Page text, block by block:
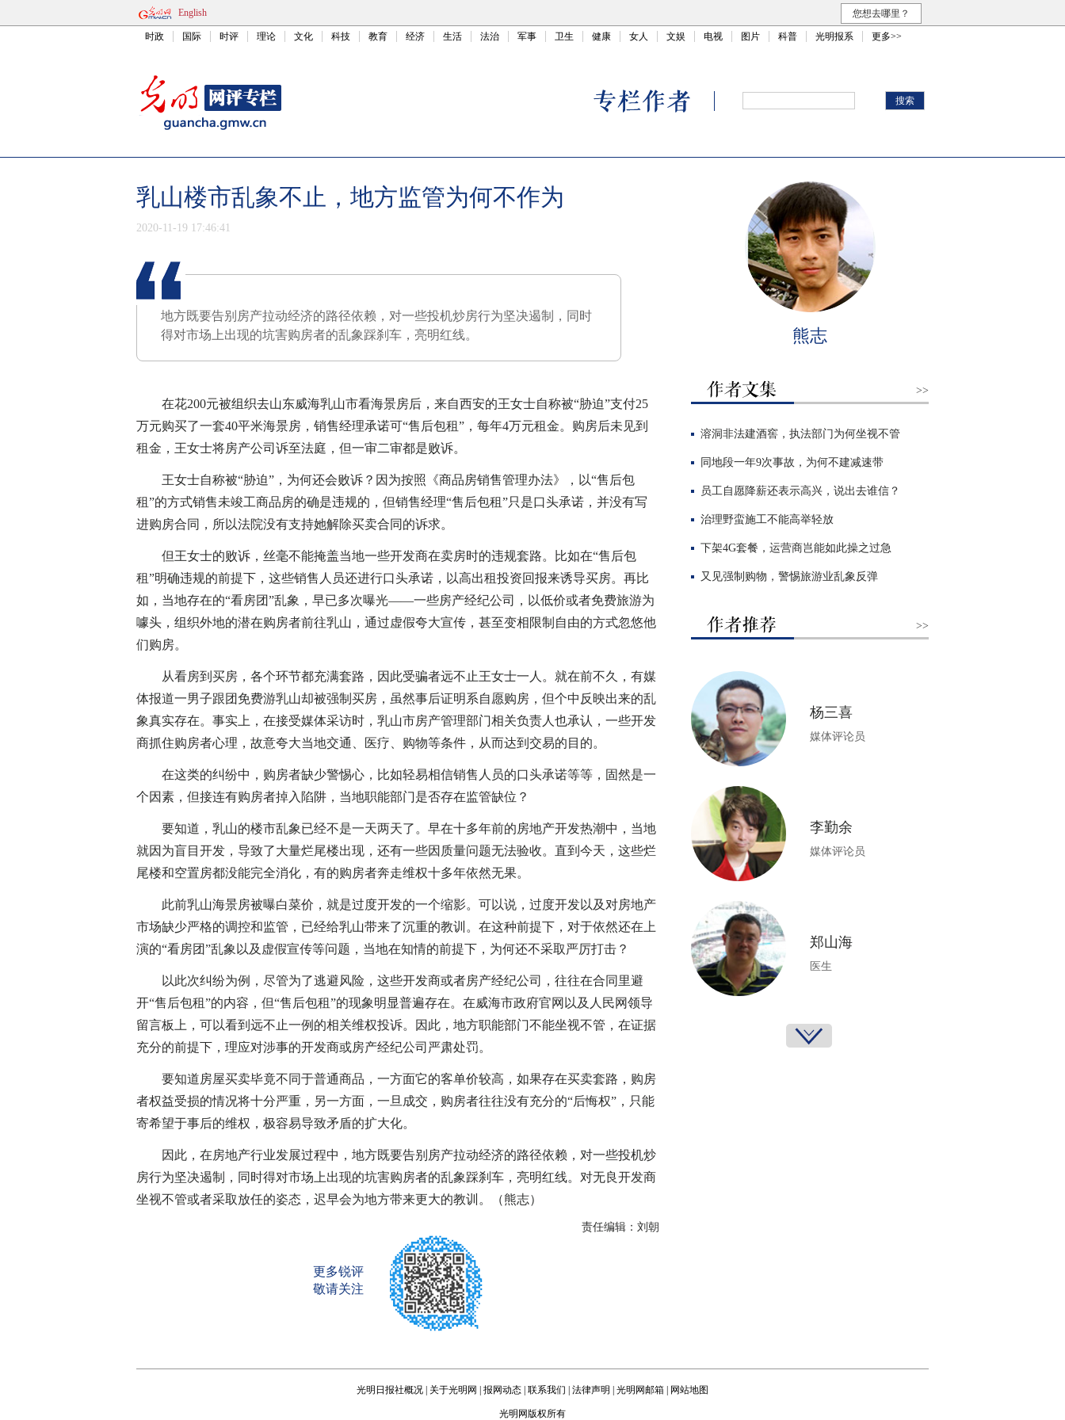
English 您想去哪里？
时政 国际 时评 理论 文化 科技 教育 经济 生活 法治 军事 卫生 健康 女人 文娱 电视 图片 科普 光明报系 更多>>
乳山楼市乱象不止，地方监管为何不作为
2020-11-19 17:46:41
地方既要告别房产拉动经济的路径依赖，对一些投机炒房行为坚决遏制，同时
得对市场上出现的坑害购房者的乱象踩刹车，亮明红线。
在花200元被组织去山东威海乳山市看海景房后，来自西安的王女士自称被“胁迫”支付25
万元购买了一套40平米海景房，销售经理承诺可“售后包租”，每年4万元租金。购房后未见到
租金，王女士将房产公司诉至法庭，但一审二审都是败诉。
王女士自称被“胁迫”，为何还会败诉？因为按照《商品房销售管理办法》，以“售后包
租”的方式销售未竣工商品房的确是违规的，但销售经理“售后包租”只是口头承诺，并没有写
进购房合同，所以法院没有支持她解除买卖合同的诉求。
但王女士的败诉，丝毫不能掩盖当地一些开发商在卖房时的违规套路。比如在“售后包
租”明确违规的前提下，这些销售人员还进行口头承诺，以高出租投资回报来诱导买房。再比
如，当地存在的“看房团”乱象，早已多次曝光——一些房产经纪公司，以低价或者免费旅游为
噱头，组织外地的潜在购房者前往乳山，通过虚假夸大宣传，甚至变相限制自由的方式忽悠他
们购房。
从看房到买房，各个环节都充满套路，因此受骗者远不止王女士一人。就在前不久，有媒
体报道一男子跟团免费游乳山却被强制买房，虽然事后证明系自愿购房，但个中反映出来的乱
象真实存在。事实上，在接受媒体采访时，乳山市房产管理部门相关负责人也承认，一些开发
商抓住购房者心理，故意夸大当地交通、医疗、购物等条件，从而达到交易的目的。
在这类的纠纷中，购房者缺少警惕心，比如轻易相信销售人员的口头承诺等等，固然是一
个因素，但接连有购房者掉入陷阱，当地职能部门是否存在监管缺位？
要知道，乳山的楼市乱象已经不是一天两天了。早在十多年前的房地产开发热潮中，当地
就因为盲目开发，导致了大量烂尾楼出现，还有一些因质量问题无法验收。直到今天，这些烂
尾楼和空置房都没能完全消化，有的购房者奔走维权十多年依然无果。
此前乳山海景房被曝白菜价，就是过度开发的一个缩影。可以说，过度开发以及对房地产
市场缺少严格的调控和监管，已经给乳山带来了沉重的教训。在这种前提下，对于依然还在上
演的“看房团”乱象以及虚假宣传等问题，当地在知情的前提下，为何还不采取严厉打击？
以此次纠纷为例，尽管为了逃避风险，这些开发商或者房产经纪公司，往往在合同里避
开“售后包租”的内容，但“售后包租”的现象明显普遍存在。在威海市政府官网以及人民网领导
留言板上，可以看到远不止一例的相关维权投诉。因此，地方职能部门不能坐视不管，在证据
充分的前提下，理应对涉事的开发商或房产经纪公司严肃处罚。
要知道房屋买卖毕竟不同于普通商品，一方面它的客单价较高，如果存在买卖套路，购房
者权益受损的情况将十分严重，另一方面，一旦成交，购房者往往没有充分的“后悔权”，只能
寄希望于事后的维权，极容易导致矛盾的扩大化。
因此，在房地产行业发展过程中，地方既要告别房产拉动经济的路径依赖，对一些投机炒
房行为坚决遏制，同时得对市场上出现的坑害购房者的乱象踩刹车，亮明红线。对无良开发商
坐视不管或者采取放任的姿态，迟早会为地方带来更大的教训。（熊志）
责任编辑：刘朝
更多锐评
敬请关注
熊志
>>
溶洞非法建酒窖，执法部门为何坐视不管
同地段一年9次事故，为何不建减速带
员工自愿降薪还表示高兴，说出去谁信？
治理野蛮施工不能高举轻放
下架4G套餐，运营商岂能如此操之过急
又见强制购物，警惕旅游业乱象反弹
>>
杨三喜
媒体评论员
李勤余
媒体评论员
郑山海
医生
光明日报社概况 关于光明网 报网动态 联系我们 法律声明 光明网邮箱 网站地图
光明网版权所有